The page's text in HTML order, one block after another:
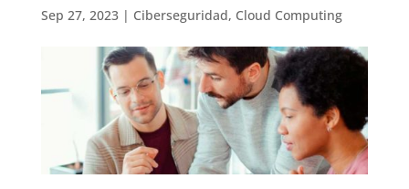
Sep 27, 2023| Ciberseguridad, Cloud Computing